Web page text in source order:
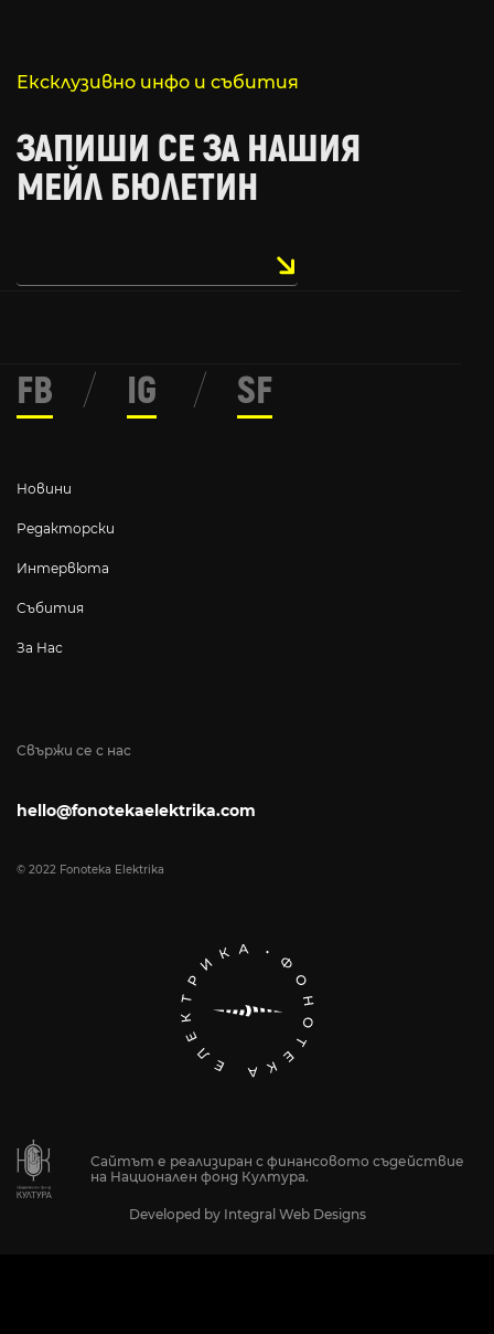
Ексклузивно инфо и събития
ЗАПИШИ СЕ ЗА НАШИЯ
МЕЙЛ БЮЛЕТИН
Свържи се с нас
hello@fonotekaelektrika.com
© 2022 Fonoteka Elektrika
Новини
Редакторски
Интервюта
Събития
За Нас
FB / IG / SF
Сайтът е реализиран с финансовото съдействие
на Национален фонд Култура.
Developed by Integral Web Designs